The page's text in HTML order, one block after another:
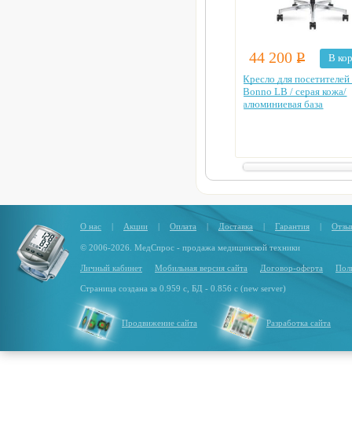
44 200Р
В
Кресло для
Bonno LB / серая кожа/
алюминиевая база
О нас | Акции | Оплата | Доставка | Гарантия |
© 2006-2026. МедСпрос - продажа медицинской техники
Личный кабинет Мобильная версия сайта Договор-оферта
Страница создана за 0.959 с, БД - 0.856 с (new server)
Продвижение сайта Разработка сайта